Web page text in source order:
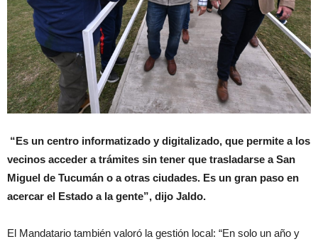
“Es un centro informatizado y digitalizado, que permite a los
vecinos acceder a trámites sin tener que trasladarse a San
Miguel de Tucumán o a otras ciudades. Es un gran paso en
acercar el Estado a la gente”, dijo Jaldo.
El Mandatario también valoró la gestión local: “En solo un año y